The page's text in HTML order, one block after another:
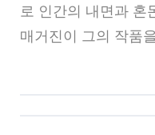
로 인간의 내면과 혼
매거진이 그의 작품